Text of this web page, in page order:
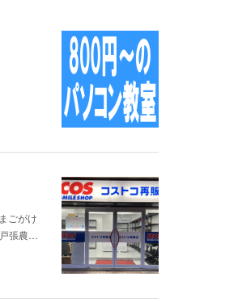
ごがけ
張農…